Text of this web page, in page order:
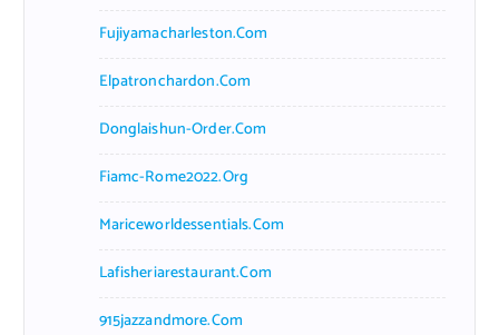
Fujiyamacharleston.com
Elpatronchardon.com
Donglaishun-Order.com
Fiamc-Rome2022.org
Mariceworldessentials.com
Lafisheriarestaurant.com
915jazzandmore.com